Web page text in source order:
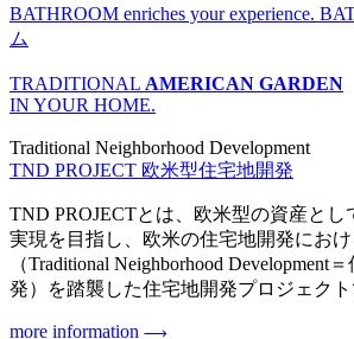
BATHROOM enriches your experience.
ム
TRADITIONAL AMERICAN GARDEN
IN YOUR HOME.
Traditional Neighborhood Development
TND PROJECT 欧米型住宅地開発
TND PROJECTとは、欧米型の資産と
実現を目指し、欧米の住宅地開発にお
（Traditional Neighborhood Development
発）を踏襲した住宅地開発プロジェクト
more information